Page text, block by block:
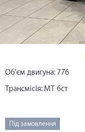
Об'єм двигуна: 776
Трансмісія: МТ 6ст
Під замовлення